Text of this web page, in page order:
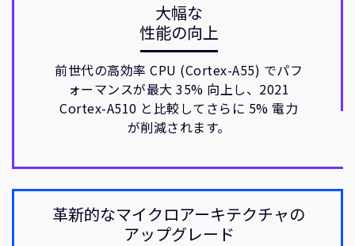
大幅な
性能の向上
前世代の高効率 CPU (Cortex-A55) でパフ
ォーマンスが最大 35% 向上し、2021
Cortex-A510 と比較してさらに 5% 電力
が削減されます。
革新的なマイクロアーキテクチャの
アップグレード